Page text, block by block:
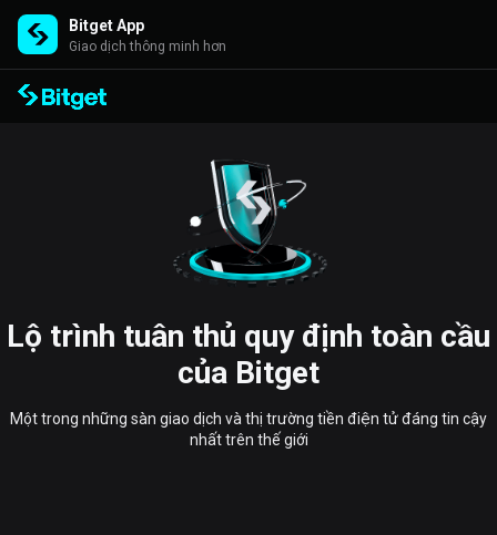
Bitget App
Giao dịch thông minh hơn
Lộ trình tuân thủ quy định toàn cầu
của Bitget
Một trong những sàn giao dịch và thị trường tiền điện tử đáng tin cậy
nhất trên thế giới